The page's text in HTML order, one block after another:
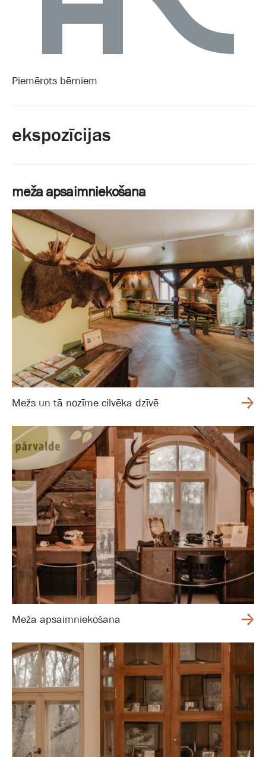
Piemērots bērniem
ekspozīcijas
meža apsaimniekošana
Mežs un tā nozīme cilvēka dzīvē
Meža apsaimniekošana